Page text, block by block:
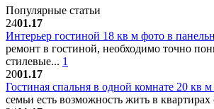
Популярные статьи
2401.17
Интерьер гостиной 18 кв м фото в
ремонт в гостиной, необходимо точно
стилевые... 1
2001.17
Гостиная спальня в одной комнате 20 кв
семьи есть возможность жить в